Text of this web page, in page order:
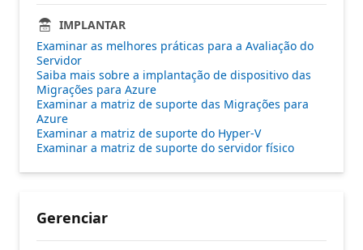
IMPLANTAR
Examinar as melhores práticas para a Avaliação do
Servidor
Saiba mais sobre a implantação de dispositivo das
Migrações para Azure
Examinar a matriz de suporte das Migrações para
Azure
Examinar a matriz de suporte do Hyper-V
Examinar a matriz de suporte do servidor físico
Gerenciar